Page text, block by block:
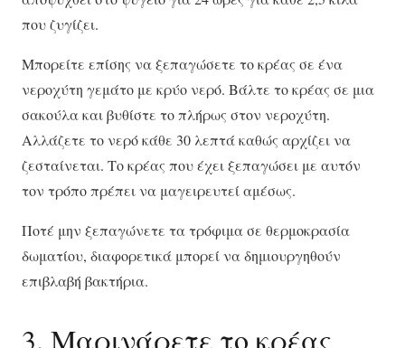
που ζυγίζει.
Μπορείτε επίσης να ξεπαγώσετε το κρέας σε ένα
νεροχύτη γεμάτο με κρύο νερό. Βάλτε το κρέας σε μια
σακούλα και βυθίστε το πλήρως στον νεροχύτη.
Αλλάζετε το νερό κάθε 30 λεπτά καθώς αρχίζει να
ζεσταίνεται. Το κρέας που έχει ξεπαγώσει με αυτόν
τον τρόπο πρέπει να μαγειρευτεί αμέσως.
Ποτέ μην ξεπαγώνετε τα τρόφιμα σε θερμοκρασία
δωματίου, διαφορετικά μπορεί να δημιουργηθούν
επιβλαβή βακτήρια.
3. Μαρινάρετε το κρέας